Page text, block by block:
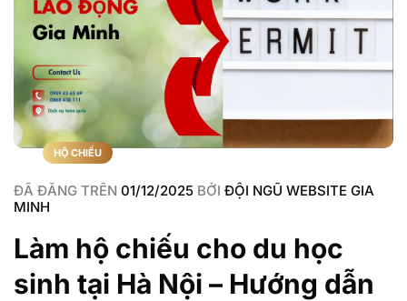
HỘ CHIẾU
ĐÃ ĐĂNG TRÊN 01/12/2025 BỞI ĐỘI NGŨ WEBSITE GIA
MINH
Làm hộ chiếu cho du học
sinh tại Hà Nội – Hướng dẫn